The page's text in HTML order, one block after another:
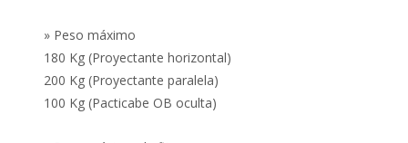
» Peso máximo
180 Kg (Proyectante horizontal)
200 Kg (Proyectante paralela)
100 Kg (Pacticabe OB oculta)